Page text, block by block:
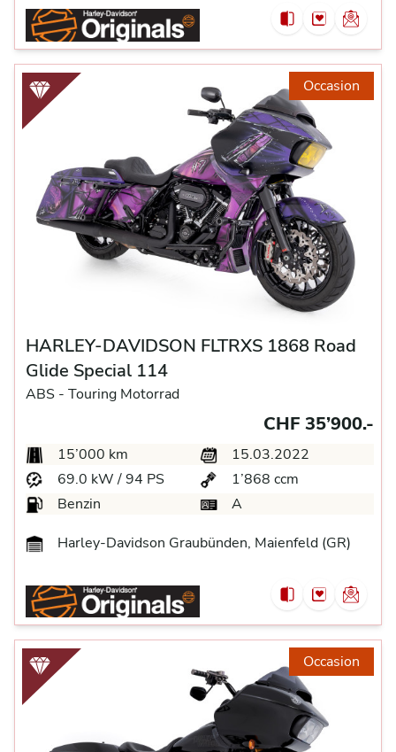
Occasion
HARLEY-DAVIDSON FLTRXS 1868 Road
Glide Special 114
ABS - Touring Motorrad
CHF 35’900.-
15’000 km
15.03.2022
69.0 kW / 94 PS
1’868 ccm
Benzin
A
Harley-Davidson Graubünden, Maienfeld (GR)
Occasion